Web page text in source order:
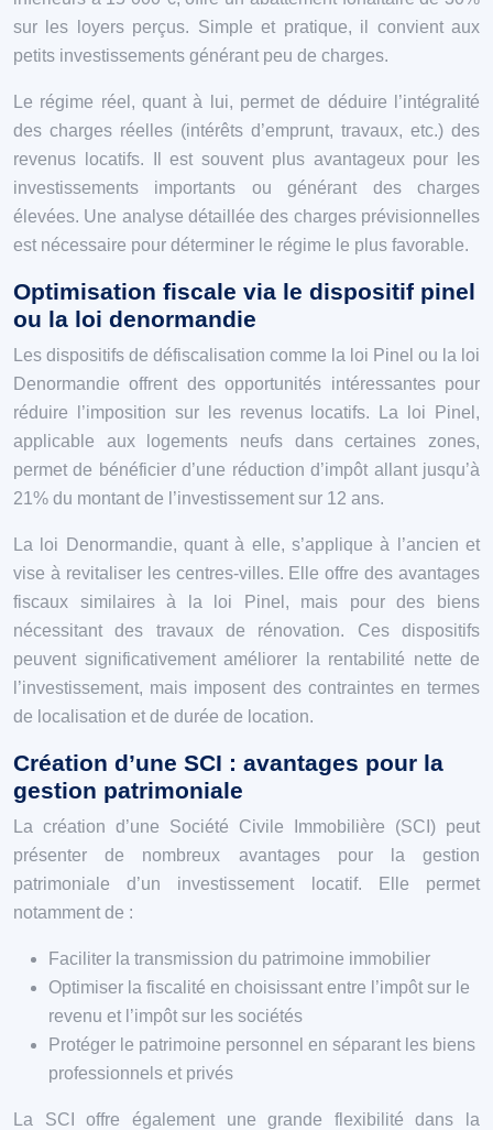
sur les loyers perçus. Simple et pratique, il convient aux
petits investissements générant peu de charges.
Le régime réel, quant à lui, permet de déduire l’intégralité
des charges réelles (intérêts d’emprunt, travaux, etc.) des
revenus locatifs. Il est souvent plus avantageux pour les
investissements importants ou générant des charges
élevées. Une analyse détaillée des charges prévisionnelles
est nécessaire pour déterminer le régime le plus favorable.
Optimisation fiscale via le dispositif pinel
ou la loi denormandie
Les dispositifs de défiscalisation comme la loi Pinel ou la loi
Denormandie offrent des opportunités intéressantes pour
réduire l’imposition sur les revenus locatifs. La loi Pinel,
applicable aux logements neufs dans certaines zones,
permet de bénéficier d’une réduction d’impôt allant jusqu’à
21% du montant de l’investissement sur 12 ans.
La loi Denormandie, quant à elle, s’applique à l’ancien et
vise à revitaliser les centres-villes. Elle offre des avantages
fiscaux similaires à la loi Pinel, mais pour des biens
nécessitant des travaux de rénovation. Ces dispositifs
peuvent significativement améliorer la rentabilité nette de
l’investissement, mais imposent des contraintes en termes
de localisation et de durée de location.
Création d’une SCI : avantages pour la
gestion patrimoniale
La création d’une Société Civile Immobilière (SCI) peut
présenter de nombreux avantages pour la gestion
patrimoniale d’un investissement locatif. Elle permet
notamment de :
Faciliter la transmission du patrimoine immobilier
Optimiser la fiscalité en choisissant entre l’impôt sur le
revenu et l’impôt sur les sociétés
Protéger le patrimoine personnel en séparant les biens
professionnels et privés
La SCI offre également une grande flexibilité dans la